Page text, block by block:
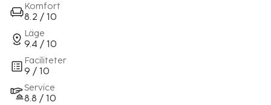
Komfort
8.2 / 10
Läge
9.4 / 10
Faciliteter
9 / 10
Service
8.8 / 10